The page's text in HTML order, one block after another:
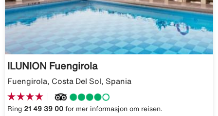
ILUNION Fuengirola
Fuengirola, Costa Del Sol, Spania
Ring 21 49 39 00 for mer informasjon om reisen.